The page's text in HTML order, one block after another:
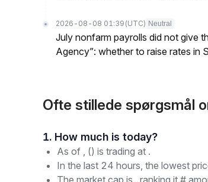
2026-08-08 01:39 (UTC) Neutral
July nonfarm payrolls did not give
Agency”: whether to raise rates in
Ofte stillede spørgsmål
1. How much is today?
As of , () is trading at .
In the last 24 hours, the lowest
The market cap is , ranking it #